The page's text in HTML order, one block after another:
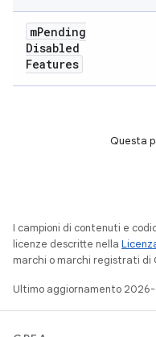
mPending
Disabled
Features
Questa
I campioni di contenuti e
licenze descritte nella
marchi o marchi registrati di
Ultimo aggiornamento